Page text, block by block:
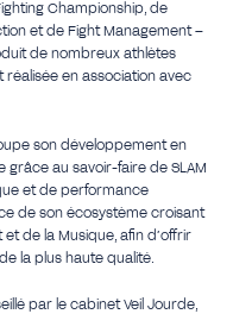
Championship, de
et de Fight Management –
de nombreux athlètes
en association avec
son développement en
grâce au savoir-faire de SLAM
et de performance
de son écosystème croisant
et de la Musique, afin d’offrir
la plus haute qualité.
par le cabinet Veil Jourde,